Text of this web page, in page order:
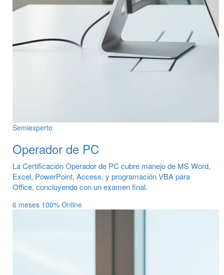
Semiexperto
Operador de PC
La Certificación Operador de PC cubre manejo de MS Word,
Excel, PowerPoint, Access, y programación VBA para
Office, concluyendo con un examen final.
6 meses 100% Online